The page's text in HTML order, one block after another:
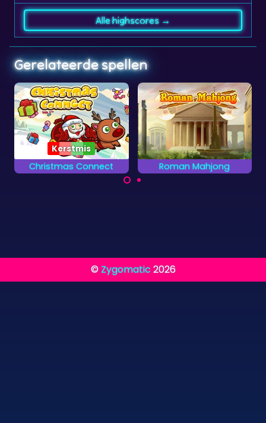
Alle highscores →
Gerelateerde spellen
Roman Mahjong Classic Mahjongg
© Zygomatic 2026